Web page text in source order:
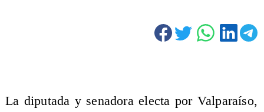
La diputada y senadora electa por Valparaíso,